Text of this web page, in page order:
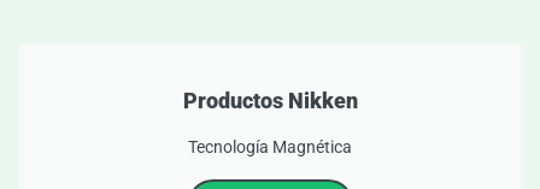
Productos Nikken
Tecnología Magnética